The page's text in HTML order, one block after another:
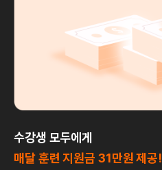
수강생 모두에게
매달 훈련 지원금 31만원 제공!